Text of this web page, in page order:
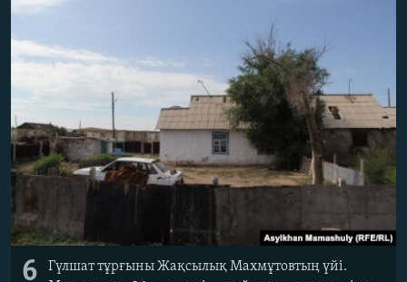
6
Гүлшат тұрғыны Жақсылық Махмұтовтың үйі.